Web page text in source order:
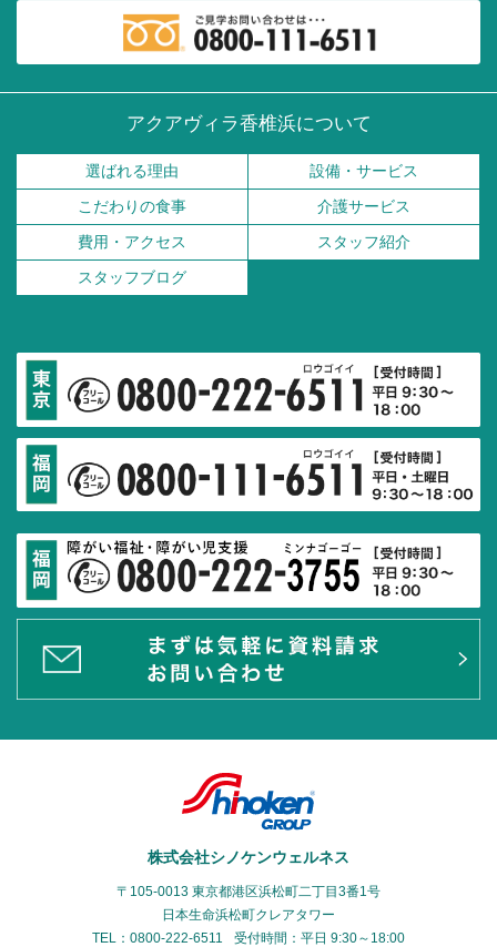
アクアヴィラ香椎浜について
選ばれる理由
設備・サービス
こだわりの食事
介護サービス
費用・アクセス
スタッフ紹介
スタッフブログ
株式会社シノケンウェルネス
〒105-0013 東京都港区浜松町二丁目3番1号
日本生命浜松町クレアタワー
TEL：0800-222-6511
受付時間：平日 9:30～18:00